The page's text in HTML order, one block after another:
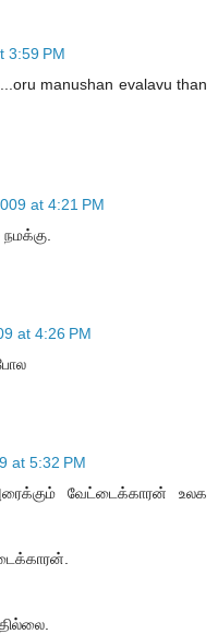
3:59 PM
manushan evalavu than
at 4:21 PM
at 4:26 PM
at 5:32 PM
வேட்டைக்காரன் உலக